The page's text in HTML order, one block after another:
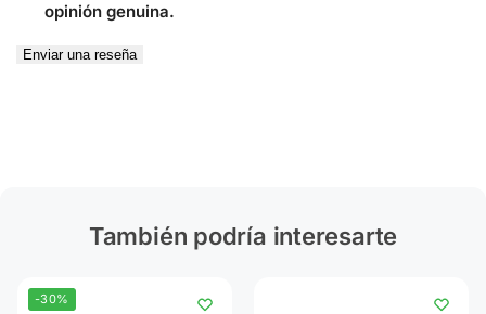
opinión genuina.
Enviar una reseña
También podría interesarte
-30%